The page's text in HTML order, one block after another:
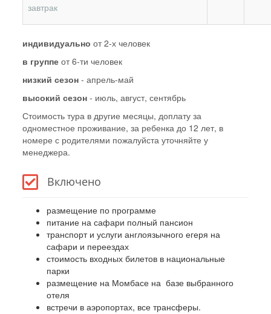
завтрак
индивидуально от 2-х человек
в группе от 6-ти человек
низкий сезон - апрель-май
высокий сезон - июль, август, сентябрь
Стоимость тура в другие месяцы, доплату за
одноместное проживание, за ребенка до 12 лет, в
номере с родителями пожалуйста уточняйте у
менеджера.
Включено
размещение по программе
питание на сафари полный пансион
транспорт и услуги англоязычного егеря на
сафари и переездах
стоимость входных билетов в национальные
парки
размещение на Момбасе на базе выбранного
отеля
встречи в аэропортах, все трансферы.